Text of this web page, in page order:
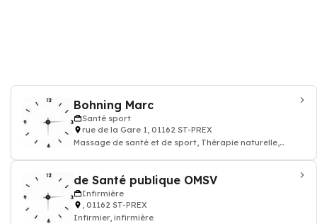
Bohning Marc
Santé sport
rue de la Gare 1, 01162 ST-PREX
Massage de santé et de sport, Thérapie naturelle,
de Santé publique OMSV
Infirmière
, 01162 ST-PREX
Infirmier, infirmière